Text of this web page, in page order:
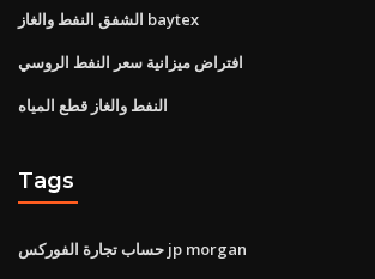
الشفق النفط والغاز baytex
افتراض ميزانية سعر النفط الروسي
النفط والغاز قطع المياه
Tags
حساب تجارة الفوركس jp morgan